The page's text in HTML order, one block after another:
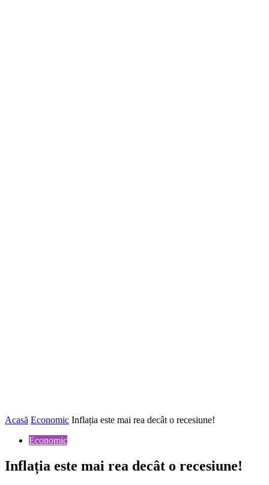
Acasă Economic Inflația este mai rea decât o recesiune!
Economic
Inflația este mai rea decât o recesiune!